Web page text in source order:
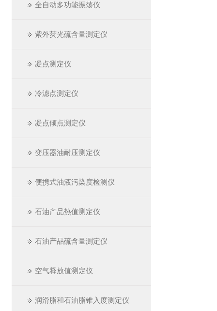
全自动多功能振荡仪
紫外荧光硫含量测定仪
凝点测定仪
冷滤点测定仪
凝点倾点测定仪
变压器油耐压测定仪
便携式油液污染度检测仪
石油产品热值测定仪
石油产品硫含量测定仪
空气释放值测定仪
润滑脂和石油脂锥入度测定仪